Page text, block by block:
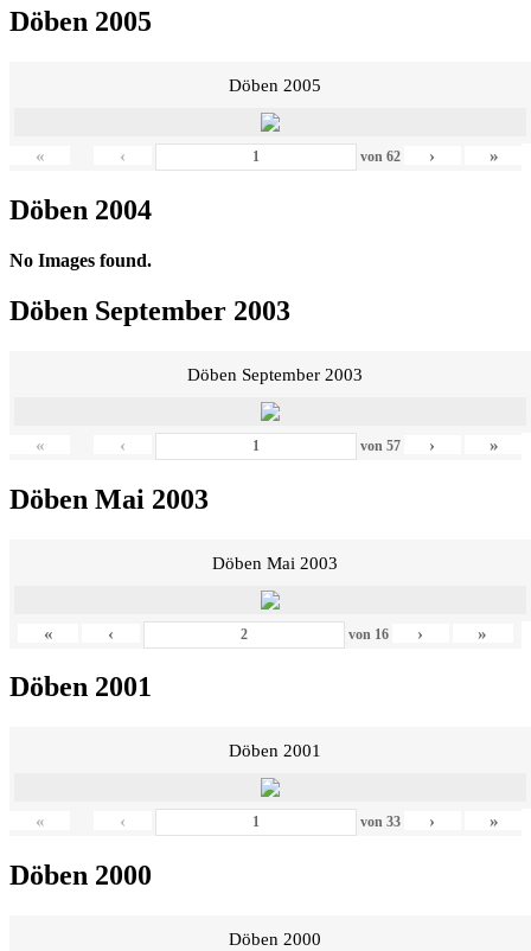
Döben 2005
Döben 2005
« ‹ von 62 › »
Döben 2004
No Images found.
Döben September 2003
Döben September 2003
« ‹ von 57 › »
Döben Mai 2003
Döben Mai 2003
« ‹ von 16 › »
Döben 2001
Döben 2001
« ‹ von 33 › »
Döben 2000
Döben 2000